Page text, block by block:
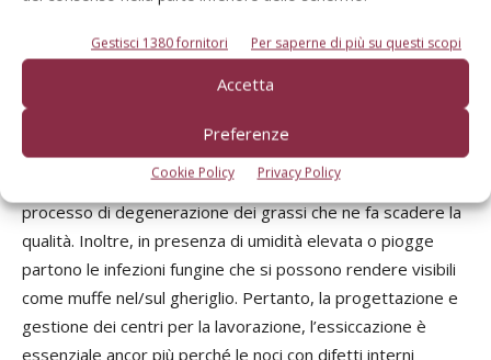
Gestisci 1380 fornitori Per saperne di più su questi scopi
Accetta
Preferenze
Cookie Policy Privacy Policy
Post-raccolta
La fase di post raccolta ha un impatto critico per la qualità
del prodotto, in quanto le noci da subito iniziano a subire un
processo di degenerazione dei grassi che ne fa scadere la
qualità. Inoltre, in presenza di umidità elevata o piogge
partono le infezioni fungine che si possono rendere visibili
come muffe nel/sul gheriglio. Pertanto, la progettazione e
gestione dei centri per la lavorazione, l’essiccazione è
essenziale ancor più perché le noci con difetti interni